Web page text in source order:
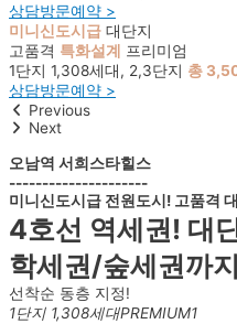
상담방문예약 >
미니신도시급 대단지
고품격 특화설계 프리미엄
1단지 1,308세대, 2,3단지 총
상담방문예약 >
Previous
Next
오남역 서희스타힐스
---------------------
미니신도시급 전원도시! 고품격
4호선 역세권! 대
학세권/숲세권까
선착순 동층 지정!
1단지 1,308세대PREMIUM1